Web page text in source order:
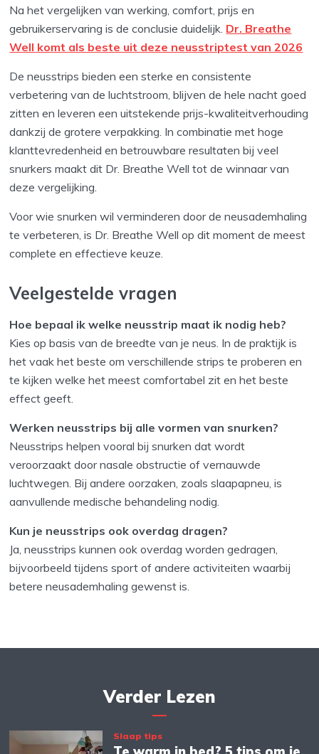
Na het vergelijken van werking, comfort, prijs en
gebruikerservaring is de conclusie duidelijk. Dr. Breathe
Well komt als beste uit deze neusstriptest van 2026
De neusstrips bieden een sterke en consistente
verbetering van de luchtstroom, blijven de hele nacht goed
zitten en leveren een uitstekende prijs-kwaliteitverhouding
dankzij de grotere verpakking. In combinatie met hoge
klanttevredenheid en betrouwbare resultaten bij veel
snurkers maakt dit Dr. Breathe Well tot de winnaar van
deze vergelijking.
Voor wie snurken wil verminderen door de neusademhaling
te verbeteren, is Dr. Breathe Well op dit moment de meest
complete en effectieve keuze.
Veelgestelde vragen
Hoe bepaal ik welke neusstrip maat ik nodig heb?
Kies op basis van de breedte van je neus. In de praktijk is
het vaak het beste om verschillende strips te proberen en
te kijken welke het meest comfortabel zit en het beste
effect geeft.
Werken neusstrips bij alle vormen van snurken?
Neusstrips helpen vooral bij snurken dat wordt
veroorzaakt door nasale obstructie of vernauwde
luchtwegen. Bij andere oorzaken, zoals slaapapneu, is
aanvullende medische behandeling nodig.
Kun je neusstrips ook overdag dragen?
Ja, neusstrips kunnen ook overdag worden gedragen,
bijvoorbeeld tijdens sport of andere activiteiten waarbij
betere neusademhaling gewenst is.
Verder Lezen
Slaap tips